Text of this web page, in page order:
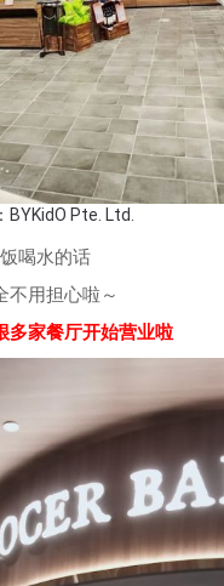
Pte. Ltd.
喝水的话
不用担心啦～
多家餐厅开始营业啦